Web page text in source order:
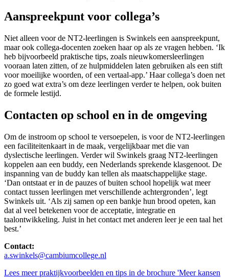
Aanspreekpunt voor collega’s
Niet alleen voor de NT2-leerlingen is Swinkels een aanspreekpunt,
maar ook collega-docenten zoeken haar op als ze vragen hebben. ‘Ik
heb bijvoorbeeld praktische tips, zoals nieuwkomersleerlingen
vooraan laten zitten, of ze hulpmiddelen laten gebruiken als een stift
voor moeilijke woorden, of een vertaal-app.’ Haar collega’s doen net
zo goed wat extra’s om deze leerlingen verder te helpen, ook buiten
de formele lestijd.
Contacten op school en in de omgeving
Om de instroom op school te versoepelen, is voor de NT2-leerlingen
een faciliteitenkaart in de maak, vergelijkbaar met die van
dyslectische leerlingen. Verder wil Swinkels graag NT2-leerlingen
koppelen aan een buddy, een Nederlands sprekende klasgenoot. De
inspanning van de buddy kan tellen als maatschappelijke stage.
‘Dan ontstaat er in de pauzes of buiten school hopelijk wat meer
contact tussen leerlingen met verschillende achtergronden’, legt
Swinkels uit. ‘Als zij samen op een bankje hun brood opeten, kan
dat al veel betekenen voor de acceptatie, integratie en
taalontwikkeling. Juist in het contact met anderen leer je een taal het
best.’
Contact:
a.swinkels@cambiumcollege.nl
Lees meer praktijkvoorbeelden en tips in de brochure 'Meer kansen